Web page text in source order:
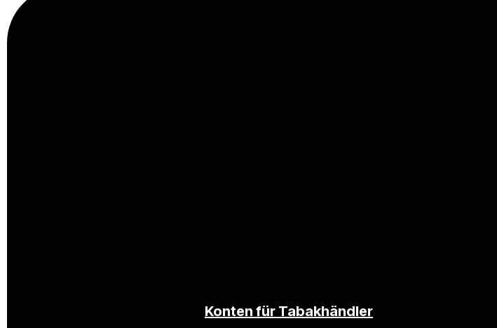
Konten für Tabakhändler